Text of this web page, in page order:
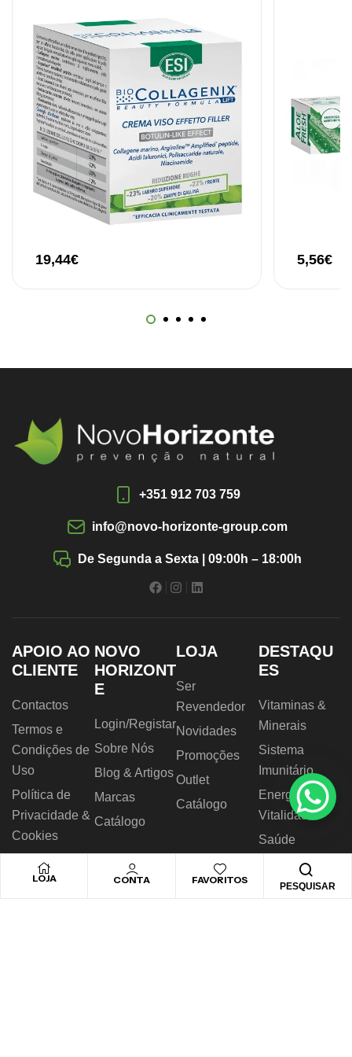
Suplementos
12,30€
19,44€ 5,56€
LOJA CONTA FAVORITOS
PESQUISAR
+351 912 703 759
info@novo-horizonte-group.com
De Segunda a Sexta | 09:00h – 18:00h
APOIO AO
CLIENTE
Contactos
Termos e
Condições de
Uso
Política de
Privacidade &
Cookies
Livro de
NOVO
HORIZONT
E
Login/Registar
Sobre Nós
Blog & Artigos
Marcas
Catálogo
LOJA
Ser
Revendedor
Novidades
Promoções
Outlet
Catálogo
DESTAQU
ES
Vitaminas &
Minerais
Sistema
Imunitário
Energia &
Vitalidade
Saúde
Digestiva
Nutrição